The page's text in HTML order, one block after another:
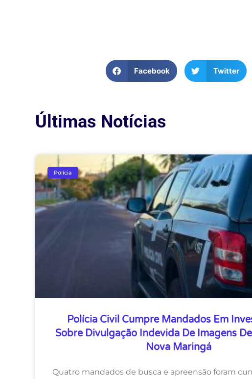
Facebook Twitter
Últimas Notícias
Polícia
Polícia Civil Cumpre Mandados Em
Sobre Divulgação Indevida De Imagens
Nova Maringá
Quatro mandados de busca e apreensão foram